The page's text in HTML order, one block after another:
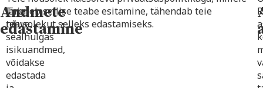
Andmete
edastamine
Teie
teave,
sealhulgas
isikuandmed,
võidakse
edastada
järgneb sellise teabe esitamine, tähendab teie
nõusolekut selleks edastamiseks.